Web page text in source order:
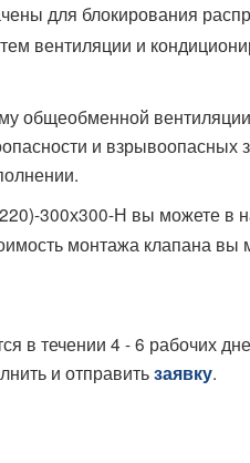
для блокирования
вентиляции и
общеобменной
и взрывоопасных
300х300-Н вы можете в
монтажа клапана вы
в течении 4 - 6 рабочих
и отправитьзаявку.